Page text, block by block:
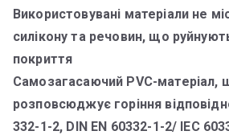
Використовувані матеріали не
силікону та речовин, що
покриття
Самозагасаючий PVC-матеріал,
розповсюджує горіння
332-1-2, DIN EN 60332-1-2/ IEC